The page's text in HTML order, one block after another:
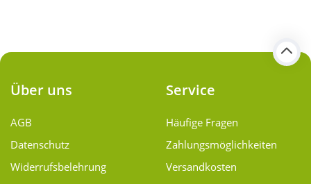
Über uns
AGB
Datenschutz
Widerrufsbelehrung
Service
Häufige Fragen
Zahlungsmöglichkeiten
Versandkosten